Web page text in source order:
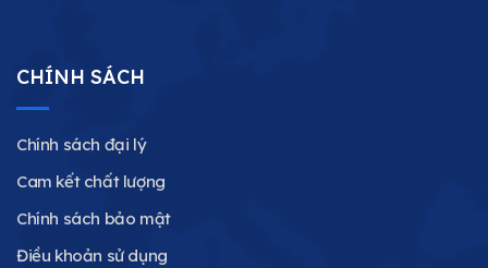
CHÍNH SÁCH
Chính sách đại lý
Cam kết chất lượng
Chính sách bảo mật
Điều khoản sử dụng